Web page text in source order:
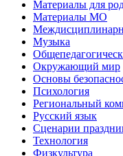
Материалы для
Материалы МО
Музыка
Окружающий мир
Основы
Психология
Региональный
Русский язык
Сценарии
Технология
Физкультура